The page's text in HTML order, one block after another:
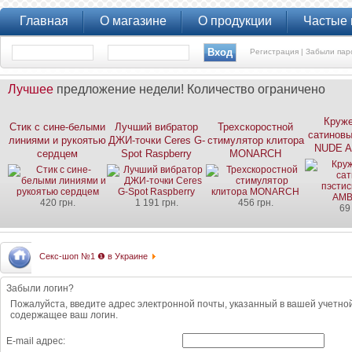
Главная О магазине О продукции Частые
Регистрация |Забыли
Лучшее предложение недели! Количество ограничено
Стик с сине-белыми
линиями и рукоятью
сердцем
420 грн.
Лучший вибратор
ДЖИ-точки Ceres G-
Spot Raspberry
1 191 грн.
Трехскоростной
стимулятор клитора
MONARCH
456 грн.
NUDE
69
Секс-шоп №1 ❶ в Украине
Забыли логин?
Пожалуйста, введите адрес электронной почты, указанный в вашей
содержащее ваш логин.
E-mail адрес: